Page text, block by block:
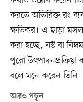
করতে অতিরিক্ত রং
ক্ষতিকর। এ ছাড়া
করা হচ্ছে, নষ্ট বা
পুরো উৎপাদনপ্রক্রিয়া
বলে মনে করেন তিনি।
আরও পড়ুন